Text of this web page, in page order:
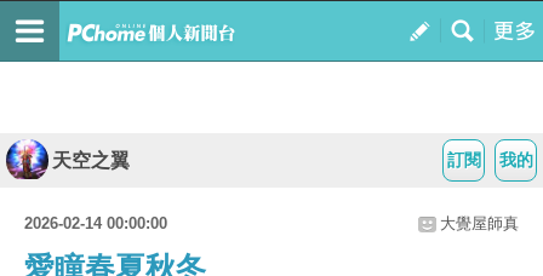
我的
訂閱
天空之翼
2026-02-14 00:00:00 大覺屋師真
愛瞳春夏秋冬